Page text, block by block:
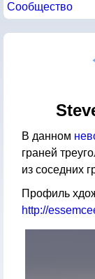
Сообщество
В данном
граней
из соседних
Профиль
http://